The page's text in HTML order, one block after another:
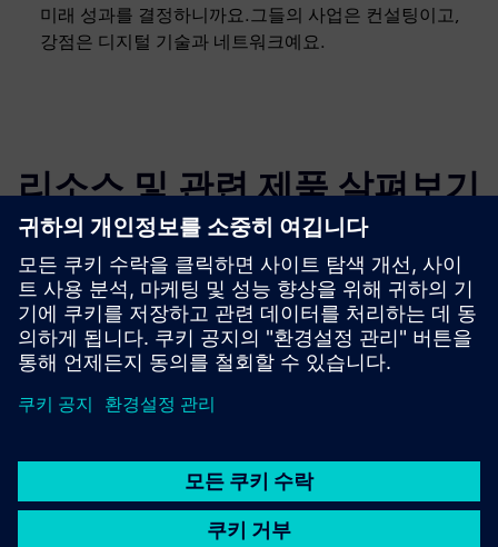
미래 성과를 결정하니까요.그들의 사업은 컨설팅이고,
강점은 디지털 기술과 네트워크예요.
리소스 및 관련 제품 살펴보기
추가 정보 및 리소스
추가 정보